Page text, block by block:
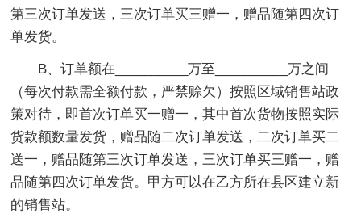
第三次订单发送，三次订单买三赠一，赠品随第四次订
单发货。
B、订单额在__________万至__________万之间
（每次付款需全额付款，严禁赊欠）按照区域销售站政
策对待，即首次订单买一赠一，其中首次货物按照实际
货款额数量发货，赠品随二次订单发送，二次订单买二
送一，赠品随第三次订单发送，三次订单买三赠一，赠
品随第四次订单发货。甲方可以在乙方所在县区建立新
的销售站。